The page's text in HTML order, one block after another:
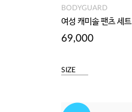
BODYGUARD
여성 캐미솔 팬츠 세트
69,000
SIZE